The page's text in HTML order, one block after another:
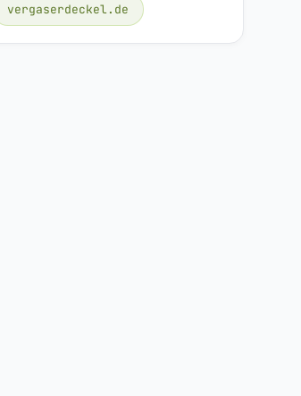
vergaserdeckel.de